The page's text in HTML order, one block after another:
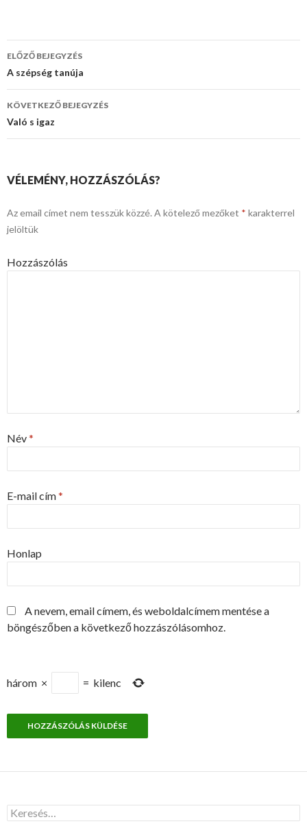
Bejegyzés
navigáció
ELŐZŐ BEJEGYZÉS
A szépség tanúja
KÖVETKEZŐ BEJEGYZÉS
Való s igaz
VÉLEMÉNY, HOZZÁSZÓLÁS?
Az email címet nem tesszük közzé. A kötelező mezőket * karakterrel
jelöltük
Hozzászólás
Név*
E-mail cím*
Honlap
A nevem, email címem, és weboldalcímem mentése a
böngészőben a következő hozzászólásomhoz.
három × = kilenc
K
e